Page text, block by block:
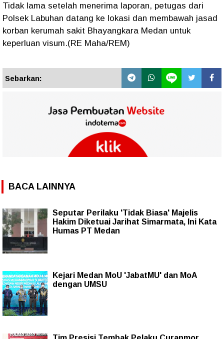
Tidak lama setelah menerima laporan, petugas dari
Polsek Labuhan datang ke lokasi dan membawah jasad
korban kerumah sakit Bhayangkara Medan untuk
keperluan visum.(RE Maha/REM)
Sebarkan:
BACA LAINNYA
Seputar Perilaku 'Tidak Biasa' Majelis
Hakim Diketuai Jarihat Simarmata, Ini Kata
Humas PT Medan
Kejari Medan MoU 'JabatMU' dan MoA
dengan UMSU